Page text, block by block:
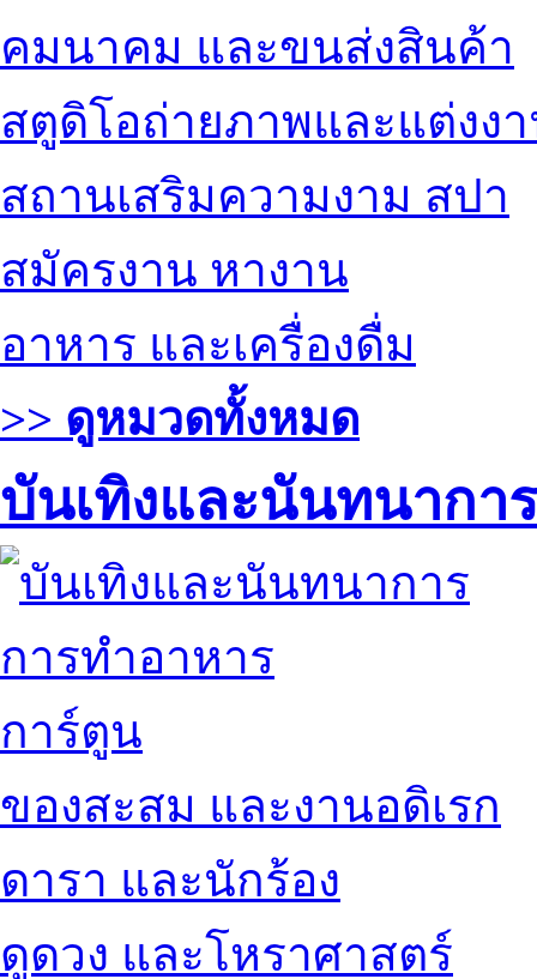
คมนาคม และขนส่งสินค้า
สตูดิโอถ่ายภาพและแต่งง
สถานเสริมความงาม สปา
สมัครงาน หางาน
อาหาร และเครื่องดื่ม
>> ดูหมวดทั้งหมด
บันเทิงและนันทนาการ
การทำอาหาร
การ์ตูน
ของสะสม และงานอดิเรก
ดารา และนักร้อง
ดูดวง และโหราศาสตร์